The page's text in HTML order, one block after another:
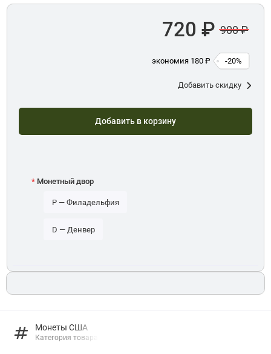
Монеты США
Категория товара
720 ₽ 900 ₽
экономия 180 ₽ -20%
Добавить скидку
Добавить в корзину
Монетный двор
P — Филадельфия
D — Денвер